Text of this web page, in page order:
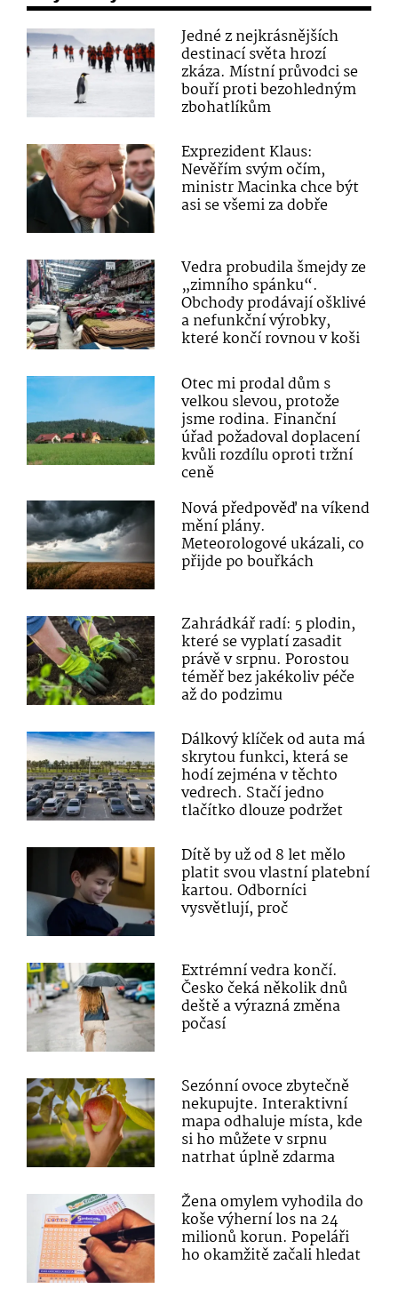
Jedné z nejkrásnějších
destinací světa hrozí
zkáza. Místní průvodci se
bouří proti bezohledným
zbohatlíkům
Exprezident Klaus:
Nevěřím svým očím,
ministr Macinka chce být
asi se všemi za dobře
Vedra probudila šmejdy ze
„zimního spánku“.
Obchody prodávají ošklivé
a nefunkční výrobky,
které končí rovnou v koši
Otec mi prodal dům s
velkou slevou, protože
jsme rodina. Finanční
úřad požadoval doplacení
kvůli rozdílu oproti tržní
ceně
Nová předpověď na víkend
mění plány.
Meteorologové ukázali, co
přijde po bouřkách
Zahrádkář radí: 5 plodin,
které se vyplatí zasadit
právě v srpnu. Porostou
téměř bez jakékoliv péče
až do podzimu
Dálkový klíček od auta má
skrytou funkci, která se
hodí zejména v těchto
vedrech. Stačí jedno
tlačítko dlouze podržet
Dítě by už od 8 let mělo
platit svou vlastní platební
kartou. Odborníci
vysvětlují, proč
Extrémní vedra končí.
Česko čeká několik dnů
deště a výrazná změna
počasí
Sezónní ovoce zbytečně
nekupujte. Interaktivní
mapa odhaluje místa, kde
si ho můžete v srpnu
natrhat úplně zdarma
Žena omylem vyhodila do
koše výherní los na 24
milionů korun. Popeláři
ho okamžitě začali hledat